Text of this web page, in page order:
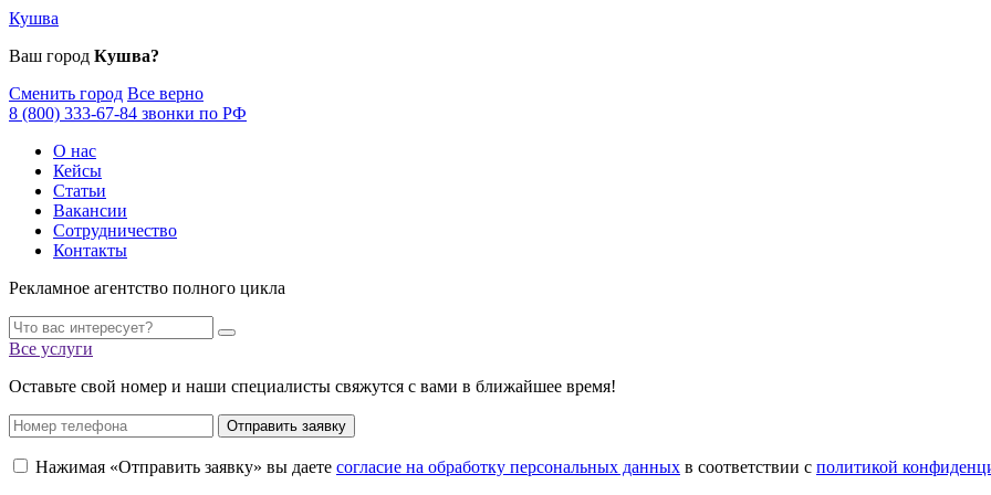
Кушва
Ваш город Кушва?
Сменить город Все верно
8 (800) 333-67-84 звонки по РФ
О нас
Кейсы
Статьи
Вакансии
Сотрудничество
Контакты
Рекламное агентство полного цикла
Все услуги
Оставьте свой номер и наши специалисты свяжутся с вами в ближайшее время!
Отправить заявку
Нажимая «Отправить заявку» вы даете согласие на обработку персональных данных в соответствии с политикой